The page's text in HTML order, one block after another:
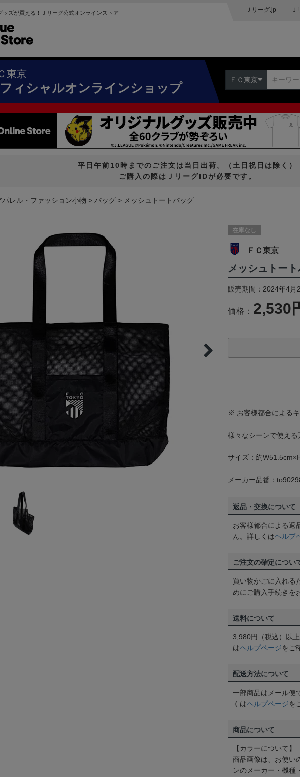
ッズが買える！Ｊリーグ公式オンラインストア Ｊリーグ.jp
東京
ィシャルオンラインショップ
ＦＣ東京
平日午前10時までのご注文は当日出荷。（土日祝日は除く）
ご購入の際はＪリーグIDが必要です。
パレル・ファッション小物 バッグ メッシュトートバッグ
在庫なし
ＦＣ東京
メッシュトー
販売期間：2024年4
価格： 2,530
※ お客様都合による
様々なシーンで使え
サイズ：約
メーカー品番：
返品・交換について
お客様都合による返
ん。詳しくはヘルプ
ご注文の確定につい
買い物かごに入れる
めにご購入手続きを
送料について
3,980円（税込）以
はヘルプページをご
配送方法について
一部商品はメール便
くはヘルプページを
商品について
【カラーについて】
商品画像は、お使い
ンのメーカー・機種